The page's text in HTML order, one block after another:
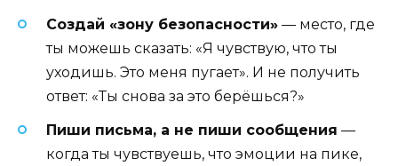
Создай «зону безопасности» — место, где
ты можешь сказать: «Я чувствую, что ты
уходишь. Это меня пугает». И не получить
ответ: «Ты снова за это берёшься?»
Пиши письма, а не пиши сообщения —
когда ты чувствуешь, что эмоции на пике,